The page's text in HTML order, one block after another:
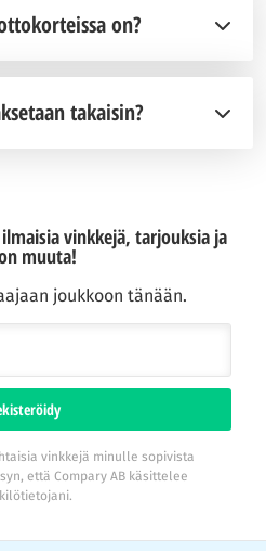
on?
takaisin?
vinkkejä, tarjouksia ja
muuta!
joukkoon tänään.
vinkkejä minulle sopivista
että Compary AB käsittelee